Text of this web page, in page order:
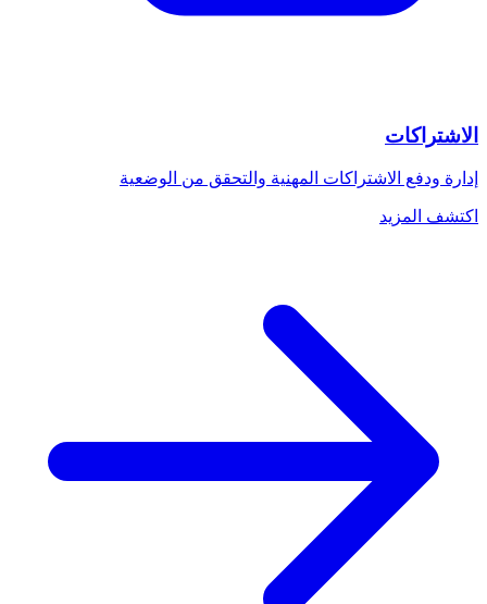
الاشتراكات
إدارة ودفع الاشتراكات المهنية والتحقق من الوضعية
اكتشف المزيد